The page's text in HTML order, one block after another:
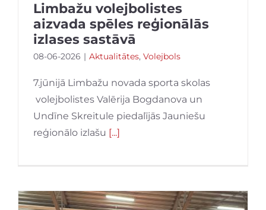
Limbažu volejbolistes
aizvada spēles reģionālās
izlases sastāvā
08-06-2026 | Aktualitātes, Volejbols
7.jūnijā Limbažu novada sporta skolas
volejbolistes Valērija Bogdanova un
Undīne Skreitule piedalījās Jauniešu
reģionālo izlašu [...]